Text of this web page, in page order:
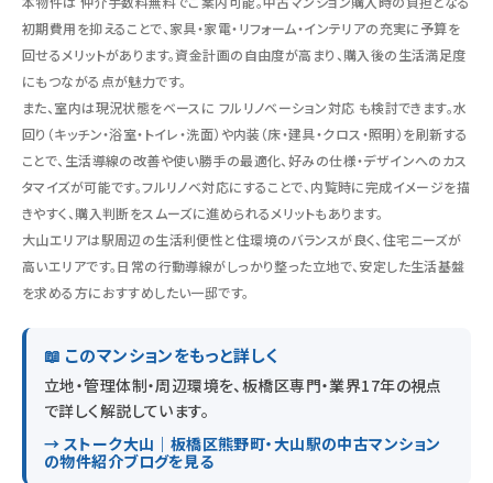
初期費用を抑えることで、家具・家電・リフォーム・インテリアの充実に予算を
回せるメリットがあります。資金計画の自由度が高まり、購入後の生活満足度
にもつながる点が魅力です。
また、室内は現況状態をベースに フルリノベーション対応 も検討できます。水
回り（キッチン・浴室・トイレ・洗面）や内装（床・建具・クロス・照明）を刷新する
ことで、生活導線の改善や使い勝手の最適化、好みの仕様・デザインへのカス
タマイズが可能です。フルリノベ対応にすることで、内覧時に完成イメージを描
きやすく、購入判断をスムーズに進められるメリットもあります。
大山エリアは駅周辺の生活利便性と住環境のバランスが良く、住宅ニーズが
高いエリアです。日常の行動導線がしっかり整った立地で、安定した生活基盤
を求める方におすすめしたい一邸です。
📖 このマンションをもっと詳しく
立地・管理体制・周辺環境を、板橋区専門・業界17年の視点
で詳しく解説しています。
→ ストーク大山｜板橋区熊野町・大山駅の中古マンション
の物件紹介ブログを見る